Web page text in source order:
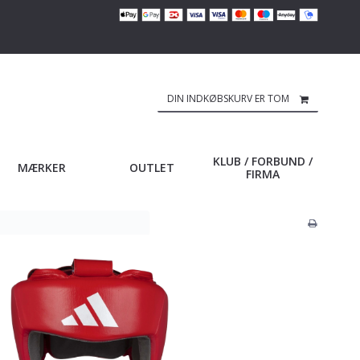
DIN INDKØBSKURV ER TOM
MÆRKER OUTLET
KLUB / FORBUND /
FIRMA